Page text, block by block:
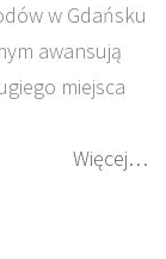
w Gdańsku
awansują
miejsca
Więcej…